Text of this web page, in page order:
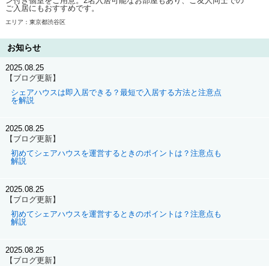
ご入居にもおすすめです。
エリア：東京都渋谷区
お知らせ
2025.08.25
【ブログ更新】
シェアハウスは即入居できる？最短で入居する方法と注意点
を解説
2025.08.25
【ブログ更新】
初めてシェアハウスを運営するときのポイントは？注意点も
解説
2025.08.25
【ブログ更新】
初めてシェアハウスを運営するときのポイントは？注意点も
解説
2025.08.25
【ブログ更新】